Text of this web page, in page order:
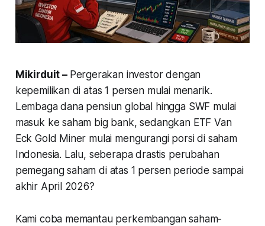
Mikirduit – Pergerakan investor dengan
kepemilikan di atas 1 persen mulai menarik.
Lembaga dana pensiun global hingga SWF mulai
masuk ke saham big bank, sedangkan ETF Van
Eck Gold Miner mulai mengurangi porsi di saham
Indonesia. Lalu, seberapa drastis perubahan
pemegang saham di atas 1 persen periode sampai
akhir April 2026?
Kami coba memantau perkembangan saham-